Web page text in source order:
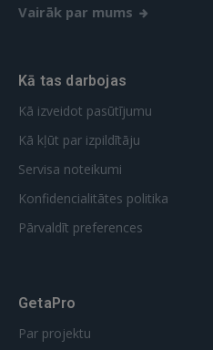
Vairāk par mums
Kā tas darbojas
Kā izveidot pasūtījumu
Kā kļūt par izpildītāju
Servisa noteikumi
Konfidencialitātes politika
Pārvaldīt preferences
GetaPro
Par projektu